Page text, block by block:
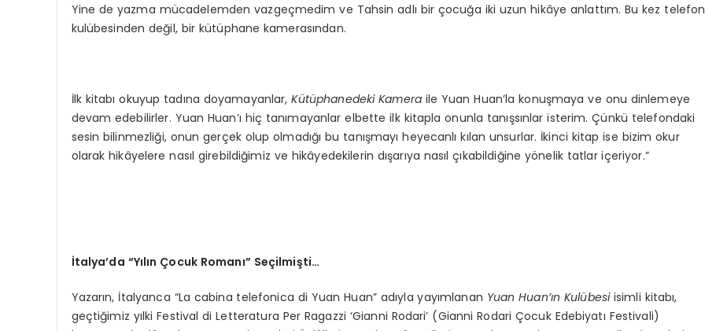
Yine de yazma mücadelemden vazgeçmedim ve Tahsin adlı bir çocuğa iki uzun hikâye anlattım. Bu kez telefon
kulübesinden değil, bir kütüphane kamerasından.
İlk kitabı okuyup tadına doyamayanlar,Kütüphanedeki Kameraile Yuan Huan’la konuşmaya ve onu dinlemeye
devam edebilirler. Yuan Huan’ı hiç tanımayanlar elbette ilk kitapla onunla tanışsınlar isterim. Çünkü telefondaki
sesin bilinmezliği, onun gerçek olup olmadığı bu tanışmayı heyecanlı kılan unsurlar. İkinci kitap ise bizim okur
olarak hikâyelere nasıl girebildiğimiz ve hikâyedekilerin dışarıya nasıl çıkabildiğine yönelik tatlar içeriyor.”
İtalya’da “Yılın Çocuk Romanı” Seçilmişti…
Yazarın, İtalyanca “La cabina telefonica di Yuan Huan” adıyla yayımlanan Yuan Huan’ın Kulübesiisimli kitabı,
geçtiğimiz yılki Festival di Letteratura Per Ragazzi ‘Gianni Rodari’ (Gianni Rodari Çocuk Edebiyatı Festivali)